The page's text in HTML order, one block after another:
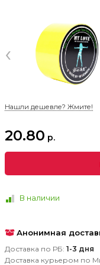
‹
Нашли дешевле? Жмите!
20.80 р.
В наличии
Анонимная
Доставка по РБ: 1-3 дня
Доставка курьером по